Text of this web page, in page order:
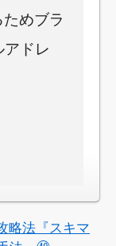
めブラ
ドレ
略法『スキマ